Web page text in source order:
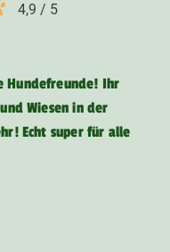
4,9 / 5
Hundefreunde! Ihr
Wiesen in der
Echt super für alle